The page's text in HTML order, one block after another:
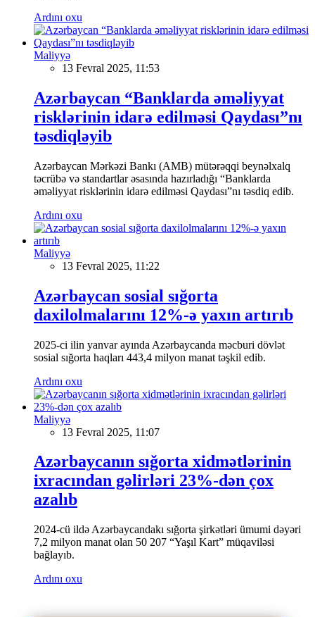
Ardını oxu
Maliyyə
13 Fevral 2025, 11:53
Azərbaycan “Banklarda əməliyyat
risklərinin idarə edilməsi Qaydası”nı
təsdiqləyib
Azərbaycan Mərkəzi Bankı (AMB) mütərəqqi beynəlxalq
təcrübə və standartlar əsasında hazırladığı “Banklarda
əməliyyat risklərinin idarə edilməsi Qaydası”nı təsdiq edib.
Ardını oxu
Maliyyə
13 Fevral 2025, 11:22
Azərbaycan sosial sığorta
daxilolmalarını 12%-ə yaxın artırıb
2025-ci ilin yanvar ayında Azərbaycanda məcburi dövlət
sosial sığorta haqları 443,4 milyon manat təşkil edib.
Ardını oxu
Maliyyə
13 Fevral 2025, 11:07
Azərbaycanın sığorta xidmətlərinin
ixracından gəlirləri 23%-dən çox
azalıb
2024-cü ildə Azərbaycandakı sığorta şirkətləri ümumi dəyəri
7,2 milyon manat olan 50 207 “Yaşıl Kart” müqaviləsi
bağlayıb.
Ardını oxu